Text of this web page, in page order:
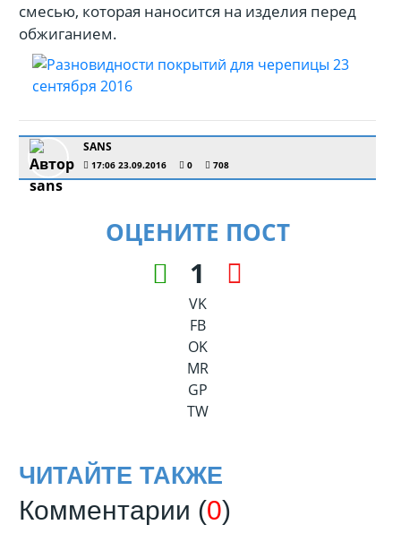
смесью, которая наносится на изделия перед
обжиганием.
SANS
17:06 23.09.2016 0 708
ОЦЕНИТЕ ПОСТ
1
VK
FB
OK
MR
GP
TW
ЧИТАЙТЕ ТАКЖЕ
Комментарии (0)